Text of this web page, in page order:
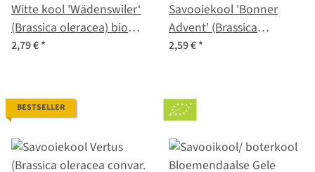
Witte kool 'Wädenswiler‘
(Brassica oleracea) bio
zaad
2,79 €*
Savooiekool 'Bonner
Advent' (Brassica
oleracea convar. capitata
2,59 €*
BESTSELLER